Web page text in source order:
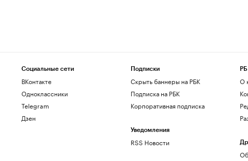
Социальные сети
ВКонтакте
Одноклассники
Telegram
Дзен
Подписки
Скрыть баннеры на РБК
Подписка на РБК
Корпоративная подписка
Уведомления
RSS Новости
О